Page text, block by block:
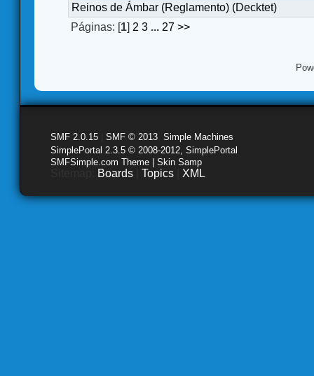
Reinos de Ámbar (Reglamento) (Decktet)
Páginas: [1] 2 3 ... 27 >>
SMF 2.0.15 SMF © 2013 Simple Machines
SimplePortal 2.3.5 © 2008-2012, SimplePortal
SMFSimple.com Theme | Skin Samp
Boards Topics XML